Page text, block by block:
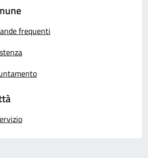
frequenti